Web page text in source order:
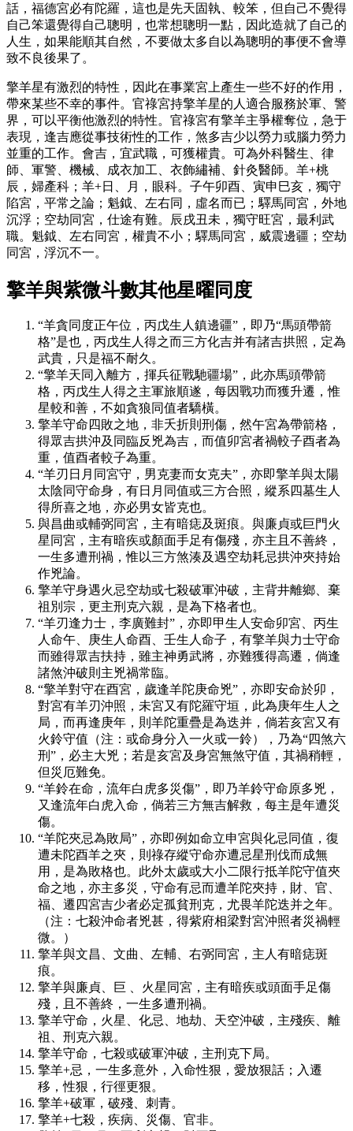
話，福德宮必有陀羅，這也是先天固執、較笨，但自己不覺得
自己笨還覺得自己聰明，也常想聰明一點，因此造就了自己的
人生，如果能順其自然，不要做太多自以為聰明的事便不會導
致不良後果了。
擎羊星有激烈的特性，因此在事業宮上產生一些不好的作用，
帶來某些不幸的事件。官祿宮持擎羊星的人適合服務於軍、警
界，可以平衡他激烈的特性。官祿宮有擎羊主爭權奪位，急于
表現，逢吉應從事技術性的工作，煞多吉少以勞力或腦力勞力
並重的工作。會吉，宜武職，可獲權貴。可為外科醫生、律
師、軍警、機械、成衣加工、衣飾繡補、針灸醫師。羊+桃
辰，婦產科；羊+日、月，眼科。子午卯酉、寅申巳亥，獨守
陷宮，平常之論；魁鉞、左右同，虛名而已；驛馬同宮，外地
沉浮；空劫同宮，仕途有難。辰戌丑未，獨守旺宮，最利武
職。魁鉞、左右同宮，權貴不小；驛馬同宮，威震邊疆；空劫
同宮，浮沉不一。
擎羊與紫微斗數其他星曜同度
“羊貪同度正午位，丙戊生人鎮邊疆”，即乃“馬頭帶箭
格”是也，丙戊生人得之而三方化吉并有諸吉拱照，定為
武貴，只是福不耐久。
“擎羊天同入離方，揮兵征戰馳疆場”，此亦馬頭帶箭
格，丙戊生人得之主軍旅順遂，每因戰功而獲升遷，惟
星較和善，不如貪狼同值者驕橫。
擎羊守命四敗之地，非夭折則刑傷，然午宮為帶箭格，
得眾吉拱沖及同臨反兇為吉，而值卯宮者禍較子酉者為
重，值酉者較子為重。
“羊刃日月同宮守，男克妻而女克夫”，亦即擎羊與太陽
太陰同守命身，有日月同值或三方合照，縱系四墓生人
得所喜之地，亦必男女皆克也。
與昌曲或輔弼同宮，主有暗痣及斑痕。與廉貞或巨門火
星同宮，主有暗疾或顏面手足有傷殘，亦主且不善終，
一生多遭刑禍，惟以三方煞湊及遇空劫耗忌拱沖夾持始
作兇論。
擎羊守身遇火忌空劫或七殺破軍沖破，主背井離鄉、棄
祖別宗，更主刑克六親，是為下格者也。
“羊刃逢力士，李廣難封”，亦即甲生人安命卯宮、丙生
人命午、庚生人命酉、壬生人命子，有擎羊與力士守命
而雖得眾吉扶持，雖主神勇武將，亦難獲得高遷，倘逢
諸煞沖破則主兇禍常臨。
“擎羊對守在酉宮，歲逢羊陀庚命兇”，亦即安命於卯，
對宮有羊刃沖照，未宮又有陀羅守垣，此為庚年生人之
局，而再逢庚年，則羊陀重疊是為迭并，倘若亥宮又有
火鈴守值（注：或命身分入一火或一鈴），乃為“四煞六
刑”，必主大兇；若是亥宮及身宮無煞守值，其禍稍輕，
但災厄難免。
“羊鈴在命，流年白虎多災傷”，即乃羊鈴守命原多兇，
又逢流年白虎入命，倘若三方無吉解救，每主是年遭災
傷。
“羊陀夾忌為敗局”，亦即例如命立申宮與化忌同值，復
遭未陀酉羊之夾，則祿存縱守命亦遭忌星刑伐而成無
用，是為敗格也。此外太歲或大小二限行抵羊陀守值夾
命之地，亦主多災，守命有忌而遭羊陀夾持，財、官、
福、遷四宮吉少者必定孤貧刑克，尤畏羊陀迭并之年。
（注：七殺沖命者兇甚，得紫府相梁對宮沖照者災禍輕
微。）
擎羊與文昌、文曲、左輔、右弼同宮，主人有暗痣斑
痕。
擎羊與廉貞、巨 、火星同宮，主有暗疾或頭面手足傷
殘，且不善終，一生多遭刑禍。
擎羊守命，火星、化忌、地劫、天空沖破，主殘疾、離
祖、刑克六親。
擎羊守命，七殺或破軍沖破，主刑克下局。
擎羊+忌，一生多意外，入命性狠，愛放狠話；入遷
移，性狠，行徑更狠。
擎羊+破軍，破殘、刺青。
擎羊+七殺，疾病、災傷、官非。